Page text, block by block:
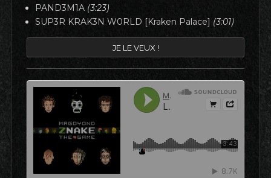
PAND3M1A (3:23)
SUP3R KRAK3N W0RLD [Kraken Palace] (3:01)
JE LE VEUX !